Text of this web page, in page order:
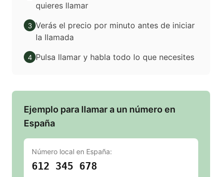
quieres llamar
3 Verás el precio por minuto antes de iniciar
la llamada
4 Pulsa llamar y habla todo lo que necesites
Ejemplo para llamar a un número en
España
Número local en España:
612 345 678